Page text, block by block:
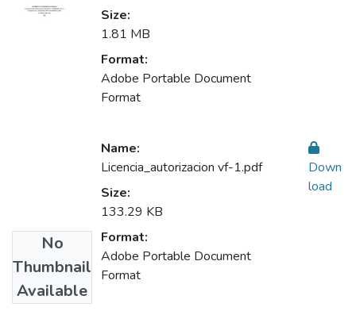
Size:
1.81 MB
Format:
Adobe Portable Document
Format
No
Thumbnail
Available
Name:
Licencia_autorizacion vf-1.pdf
Size:
133.29 KB
Format:
Adobe Portable Document
Format
Down
load